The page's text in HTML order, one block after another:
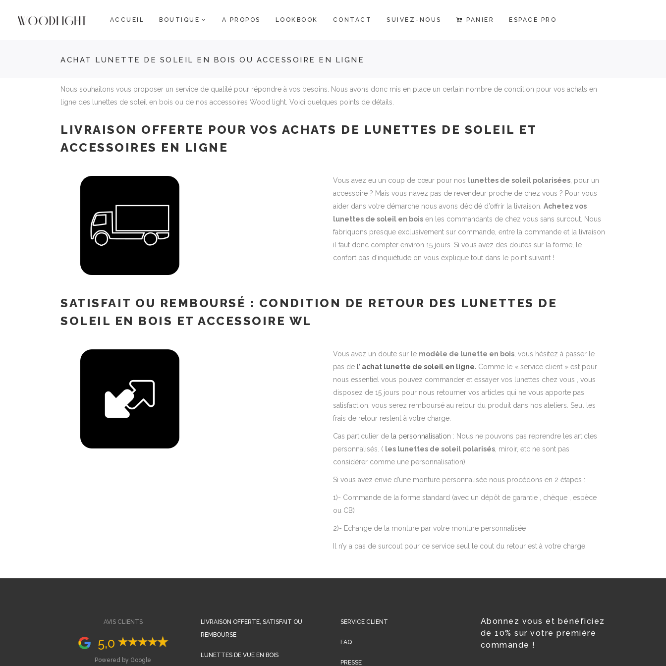
ACCUEIL BOUTIQUE A PROPOS LOOKBOOK CONTACT SUIVEZ-NOUS PANIER ESPACE PRO
ACHAT LUNETTE DE SOLEIL EN BOIS OU ACCESSOIRE EN LIGNE
Nous souhaitons vous proposer un service de qualité pour répondre à vos besoins. Nous avons donc mis en place un certain nombre de condition pour vos achats en
ligne des lunettes de soleil en bois ou de nos accessoires Wood light. Voici quelques points de détails.
LIVRAISON OFFERTE POUR VOS ACHATS DE LUNETTES DE SOLEIL ET
ACCESSOIRES EN LIGNE
Vous avez eu un coup de cœur pour nos lunettes de soleil polarisées , pour un
accessoire ? Mais vous n’avez pas de revendeur proche de chez vous ? Pour vous
aider dans votre démarche nous avons décidé d’offrir la livraison. Achetez vos
lunettes de soleil en bois en les commandants de chez vous sans surcout. Nous
fabriquons presque exclusivement sur commande, entre la commande et la livraison
il faut donc compter environ 15 jours. Si vous avez des doutes sur la forme, le
confort pas d’inquiétude on vous explique tout dans le point suivant !
SATISFAIT OU REMBOURSÉ : CONDITION DE RETOUR DES LUNETTES DE
SOLEIL EN BOIS ET ACCESSOIRE WL
Vous avez un doute sur le modèle de lunette en bois , vous hésitez à passer le
pas de l’ achat lunette de soleil en ligne. Comme le « service client » est pour
nous essentiel vous pouvez commander et essayer vos lunettes chez vous , vous
disposez de 15 jours pour nous retourner vos articles qui ne vous apporte pas
satisfaction, vous serez remboursé au retour du produit dans nos ateliers. Seul les
frais de retour restent à votre charge.
Cas particulier de la personnalisation : Nous ne pouvons pas reprendre les articles
personnalisés. ( les lunettes de soleil polarisés , miroir, etc ne sont pas
considérer comme une personnalisation)
Si vous avez envie d’une monture personnalisée nous procédons en 2 étapes :
1)- Commande de la forme standard (avec un dépôt de garantie , chèque , espèce
ou CB)
2)- Echange de la monture par votre monture personnalisée
Il n’y a pas de surcout pour ce service seul le cout du retour est à votre charge.
AVIS CLIENTS
5,0
Powered by Google
LIVRAISON OFFERTE, SATISFAIT OU
REMBOURSE
LUNETTES DE VUE EN BOIS
SERVICE CLIENT
FAQ
PRESSE
Abonnez vous et bénéficiez
de 10% sur votre première
commande !